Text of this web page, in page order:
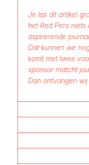
Je las dit artikel
het Red Pers
aspirerende
Dat kunnen we
komt met twee
sponsor matcht
Dan ontvangen wij